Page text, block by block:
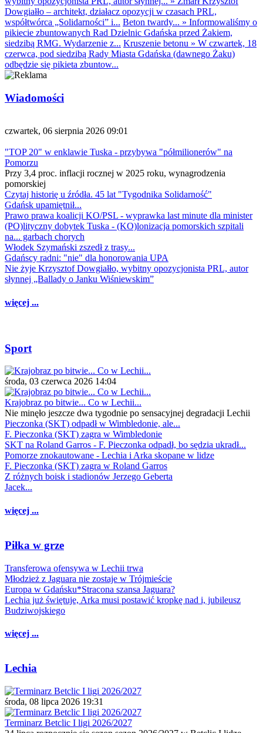
Dowgiałło – architekt, działacz opozycji w czasach PRL,
współtwórca „Solidarności” i... Beton twardy... » Informowaliśmy o
pikiecie zbuntowanych Rad Dzielnic Gdańska przed Żakiem,
siedzibą RMG. Wydarzenie z... Kruszenie betonu » W czwartek, 18
czerwca, pod siedzibą Rady Miasta Gdańska (dawnego Żaku)
odbędzie się pikieta zbuntow...
Wiadomości
czwartek, 06 sierpnia 2026 09:01
"TOP 20" w enklawie Tuska - przybywa "półmilionerów" na
Pomorzu
Przy 3,4 proc. inflacji rocznej w 2025 roku, wynagrodzenia
pomorskiej
Czytaj historię u źródła. 45 lat "Tygodnika Solidarność"
Gdańsk upamiętnił...
Prawo prawa koalicji KO/PSL - wyprawka last minute dla minister
(PO)lityczny dobytek Tuska - (KO)lonizacja pomorskich szpitali
na... garbach chorych
Włodek Szymański zszedł z trasy...
Gdańscy radni: "nie" dla honorowania UPA
Nie żyje Krzysztof Dowgiałło, wybitny opozycjonista PRL, autor
słynnej „Ballady o Janku Wiśniewskim”
więcej ...
Sport
środa, 03 czerwca 2026 14:04
Krajobraz po bitwie... Co w Lechii...
Nie minęło jeszcze dwa tygodnie po sensacyjnej degradacji Lechii
Pieczonka (SKT) odpadł w Wimbledonie, ale...
F. Pieczonka (SKT) zagra w Wimbledonie
SKT na Roland Garros - F. Pieczonka odpadł, bo sędzia ukradł...
Pomorze znokautowane - Lechia i Arka skopane w lidze
F. Pieczonka (SKT) zagra w Roland Garros
Z różnych boisk i stadionów Jerzego Geberta
Jacek...
więcej ...
Piłka w grze
Transferowa ofensywa w Lechii trwa
Młodzież z Jaguara nie zostaje w Trójmieście
Europa w Gdańsku*Stracona szansa Jaguara?
Lechia już świętuje, Arka musi postawić kropkę nad i, jubileusz
Budziwojskiego
więcej ...
Lechia
środa, 08 lipca 2026 19:31
Terminarz Betclic I ligi 2026/2027